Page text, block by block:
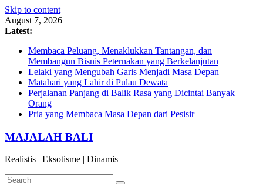
Skip to content
August 7, 2026
Latest:
Membaca Peluang, Menaklukkan Tantangan, dan
Membangun Bisnis Peternakan yang Berkelanjutan
Lelaki yang Mengubah Garis Menjadi Masa Depan
Matahari yang Lahir di Pulau Dewata
Perjalanan Panjang di Balik Rasa yang Dicintai Banyak
Orang
Pria yang Membaca Masa Depan dari Pesisir
MAJALAH BALI
Realistis | Eksotisme | Dinamis